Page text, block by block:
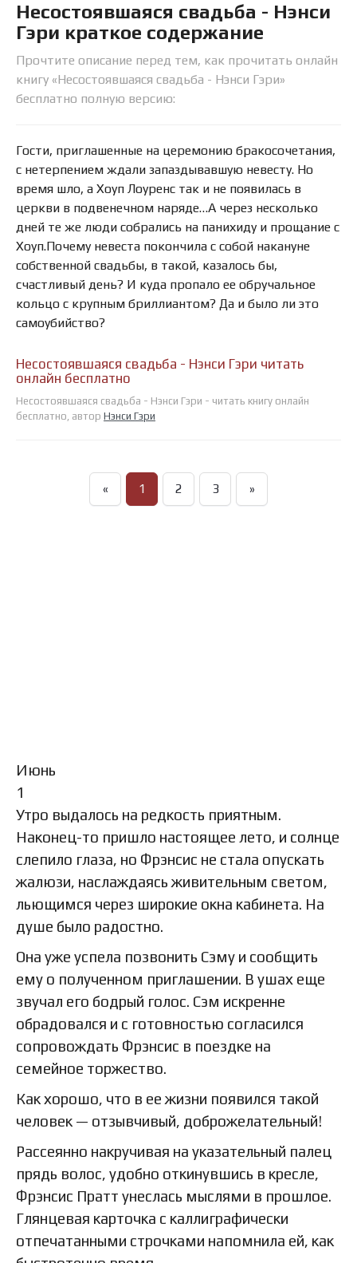
Несостоявшаяся свадьба - Нэнси
Гэри краткое содержание
Прочтите описание перед тем, как прочитать онлайн
книгу «Несостоявшаяся свадьба - Нэнси Гэри»
бесплатно полную версию:
Гости, приглашенные на церемонию бракосочетания,
с нетерпением ждали запаздывавшую невесту. Но
время шло, а Хоуп Лоуренс так и не появилась в
церкви в подвенечном наряде…А через несколько
дней те же люди собрались на панихиду и прощание с
Хоуп.Почему невеста покончила с собой накануне
собственной свадьбы, в такой, казалось бы,
счастливый день? И куда пропало ее обручальное
кольцо с крупным бриллиантом? Да и было ли это
самоубийство?
Несостоявшаяся свадьба - Нэнси Гэри читать
онлайн бесплатно
Несостоявшаяся свадьба - Нэнси Гэри - читать книгу онлайн
бесплатно, автор Нэнси Гэри
« 1 2 3 »
Июнь
1
Утро выдалось на редкость приятным.
Наконец-то пришло настоящее лето, и солнце
слепило глаза, но Фрэнсис не стала опускать
жалюзи, наслаждаясь живительным светом,
льющимся через широкие окна кабинета. На
душе было радостно.
Она уже успела позвонить Сэму и сообщить
ему о полученном приглашении. В ушах еще
звучал его бодрый голос. Сэм искренне
обрадовался и с готовностью согласился
сопровождать Фрэнсис в поездке на
семейное торжество.
Как хорошо, что в ее жизни появился такой
человек — отзывчивый, доброжелательный!
Рассеянно накручивая на указательный палец
прядь волос, удобно откинувшись в кресле,
Фрэнсис Пратт унеслась мыслями в прошлое.
Глянцевая карточка с каллиграфически
отпечатанными строчками напомнила ей, как